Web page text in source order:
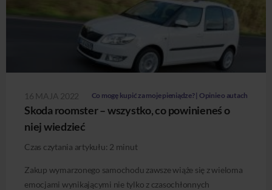
16 MAJA 2022 Co mogę kupić za moje pieniądze? | Opinie o autach
Skoda roomster – wszystko, co powinieneś o
niej wiedzieć
Czas czytania artykułu: 2 minut
Zakup wymarzonego samochodu zawsze wiąże się z wieloma
emocjami wynikającymi nie tylko z czasochłonnych